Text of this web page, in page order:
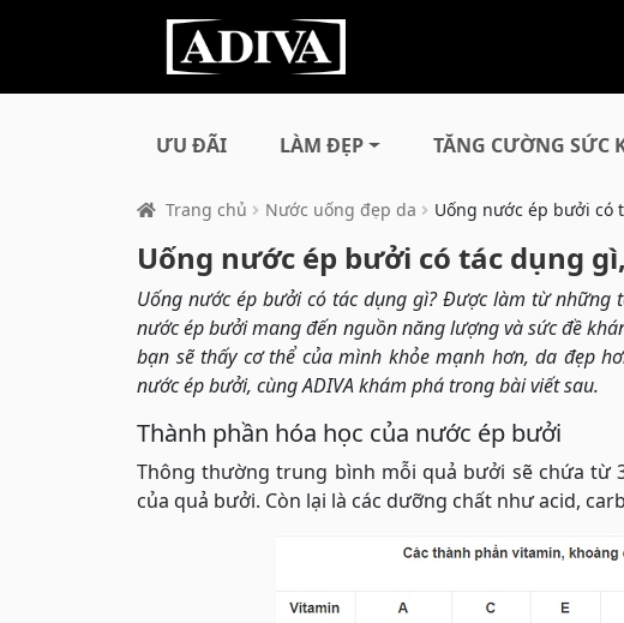
ƯU ĐÃI LÀM ĐẸP TĂNG CƯỜNG SỨC
Trang chủ Nước uống đẹp da Uống nước ép bưởi có
Uống nước ép bưởi có tác dụng
Uống nước ép bưởi có tác dụng gì? Được làm từ
nước ép bưởi mang đến nguồn năng lượng và sức đề
bạn sẽ thấy cơ thể của mình khỏe mạnh hơn, da đẹp
nước ép bưởi, cùng ADIVA khám phá trong bài viết sau.
Thành phần hóa học của nước ép bưởi
Thông thường trung bình mỗi quả bưởi sẽ chứa từ
của quả bưởi. Còn lại là các dưỡng chất như acid,